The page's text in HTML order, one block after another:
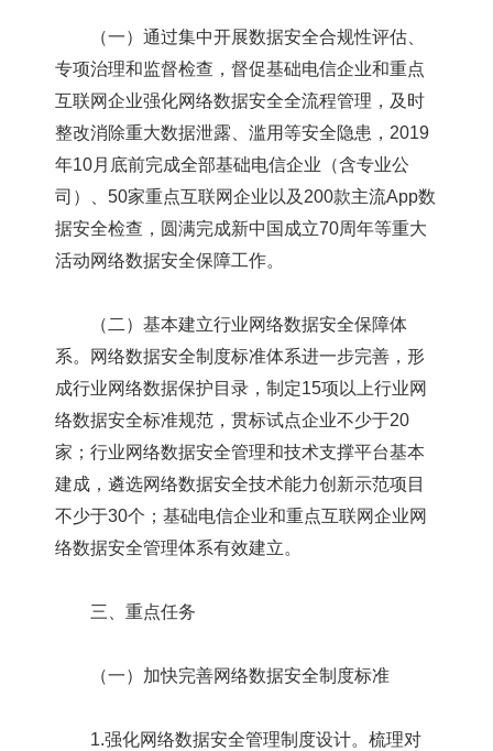
（一）通过集中开展数据安全合规性评估、
专项治理和监督检查，督促基础电信企业和重点
互联网企业强化网络数据安全全流程管理，及时
整改消除重大数据泄露、滥用等安全隐患，2019
年10月底前完成全部基础电信企业（含专业公
司）、50家重点互联网企业以及200款主流App数
据安全检查，圆满完成新中国成立70周年等重大
活动网络数据安全保障工作。
（二）基本建立行业网络数据安全保障体
系。网络数据安全制度标准体系进一步完善，形
成行业网络数据保护目录，制定15项以上行业网
络数据安全标准规范，贯标试点企业不少于20
家；行业网络数据安全管理和技术支撑平台基本
建成，遴选网络数据安全技术能力创新示范项目
不少于30个；基础电信企业和重点互联网企业网
络数据安全管理体系有效建立。
三、重点任务
（一）加快完善网络数据安全制度标准
1.强化网络数据安全管理制度设计。梳理对